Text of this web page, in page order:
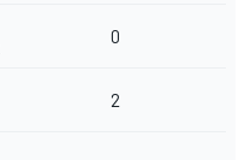
0
2